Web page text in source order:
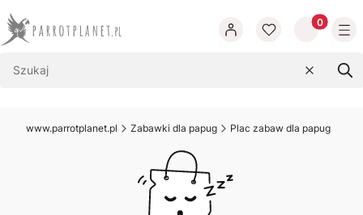
Produkty
Wyczyść
www.parrotplanet.pl Zabawki dla papug Plac zabaw dla papug